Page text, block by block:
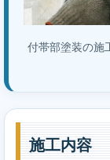
付帯部塗装の施
施工内容